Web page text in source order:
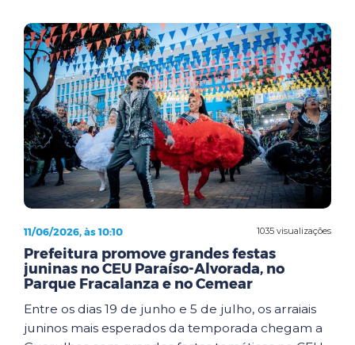
1035 visualizações
11/06/2026, às 10:10
Prefeitura promove grandes festas
juninas no CEU Paraíso-Alvorada, no
Parque Fracalanza e no Cemear
Entre os dias 19 de junho e 5 de julho, os arraiais
juninos mais esperados da temporada chegam a